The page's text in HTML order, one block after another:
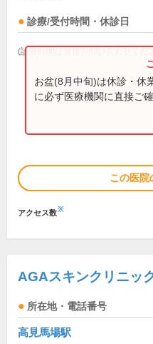
診療/受付時間・休診日
(診療時間は直接お問い合わせくだ
お盆(8月中旬)は休診・休
に必ず医療機関に直接ご
この医院
アクセス数※
AGAスキンクリニッ
所在地・電話番号
高見馬場駅